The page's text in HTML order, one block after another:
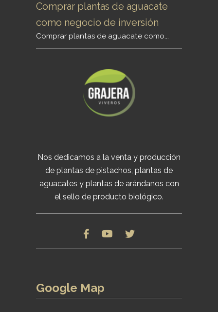
Comprar plantas de aguacate
como negocio de inversión
Comprar plantas de aguacate como...
Nos dedicamos a la venta y producción
de plantas de pistachos, plantas de
aguacates y plantas de arándanos con
el sello de producto biológico.
Google Map